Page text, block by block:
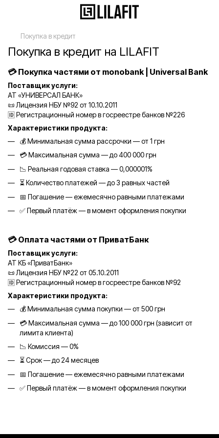
Покупка в кредит
Покупка в кредит на LILAFIT
💳 Покупка частями от monobank | Universal Bank
Поставщик услуги:
АТ «УНИВЕРСАЛ БАНК»
📜 Лицензия НБУ №92 от 10.10.2011
🆔 Регистрационный номер в госреестре банков №226
Характеристики продукта:
💰 Минимальная сумма рассрочки — от 1 грн
💳 Максимальная сумма — до 400 000 грн
📉 Реальная годовая ставка — 0,000001%
⏳ Количество платежей — до 3 равных частей
📅 Погашение — ежемесячно равными платежами
✅ Первый платёж — в момент оформления покупки
💳 Оплата частями от ПриватБанк
Поставщик услуги:
АТ КБ «ПриватБанк»
📜 Лицензия НБУ №22 от 05.10.2011
🆔 Регистрационный номер в госреестре банков №92
Характеристики продукта:
💰 Минимальная сумма покупки — от 500 грн
💳 Максимальная сумма — до 100 000 грн (зависит от
лимита клиента)
📉 Комиссия — 0%
⏳ Срок — до 24 месяцев
📅 Погашение — ежемесячно равными платежами
✅ Первый платёж — в момент оформления покупки